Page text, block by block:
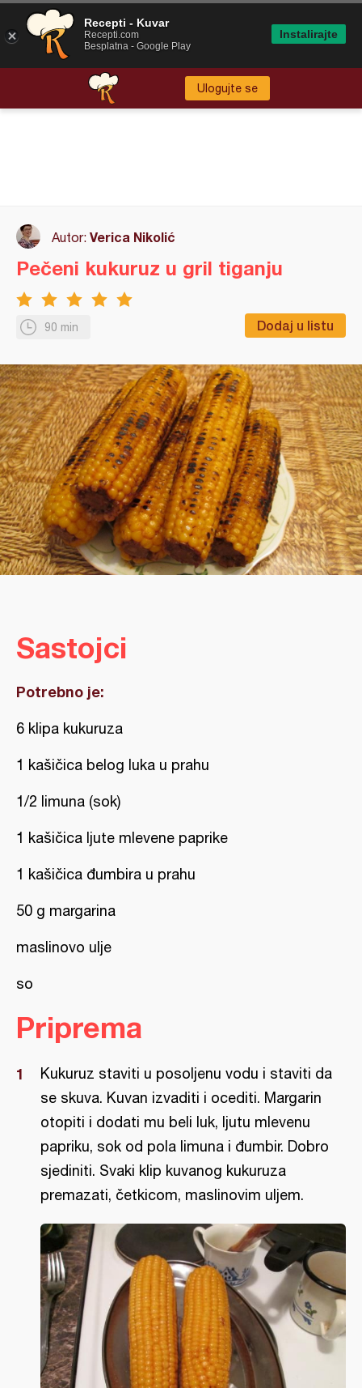
Ulogujte se
Autor: Verica Nikolić
90 min Dodaj u listu
Pečeni kukuruz u gril tiganju
Sastojci
Potrebno je:
6 klipa kukuruza
1 kašičica belog luka u prahu
1/2 limuna (sok)
1 kašičica ljute mlevene paprike
1 kašičica đumbira u prahu
50 g margarina
maslinovo ulje
so
Priprema
Kukuruz staviti u posoljenu vodu i staviti da
se skuva. Kuvan izvaditi i ocediti. Margarin
otopiti i dodati mu beli luk, ljutu mlevenu
papriku, sok od pola limuna i đumbir. Dobro
sjediniti. Svaki klip kuvanog kukuruza
premazati, četkicom, maslinovim uljem.
Recepti - Kuvar
Recepti.com
Besplatna - Google Play
Instalirajte